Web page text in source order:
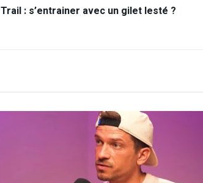
Trail : s’entrainer avec un gilet lesté ?